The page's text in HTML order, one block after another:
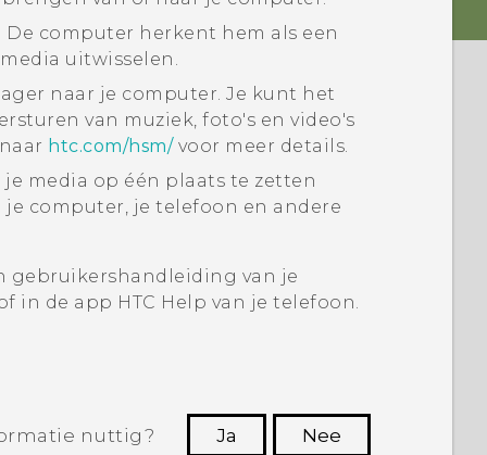
computer herkent hem als een
uitwisselen.
naar je computer. Je kunt het
van muziek, foto's en video's
htc‍.‍com‍/‍hsm‍/voor meer details.
media op één plaats te zetten
computer, je telefoon en andere
gebruikershandleiding van je
in de app HTC Help van je telefoon.
nuttig? Ja
Nee